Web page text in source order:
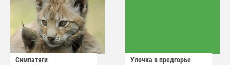
Симпатяги Улочка в предгорье